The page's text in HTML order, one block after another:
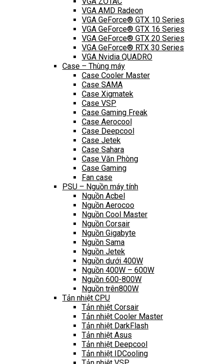
VGA AMD Radeon
VGA GeForce® GTX 10 Series
VGA GeForce® GTX 16 Series
VGA GeForce® GTX 20 Series
VGA GeForce® RTX 30 Series
VGA Nvidia QUADRO
Case – Thùng máy
Case Cooler Master
Case SAMA
Case Xigmatek
Case VSP
Case Gaming Freak
Case Aerocool
Case Deepcool
Case Jetek
Case Sahara
Case Văn Phòng
Case Gaming
Fan case
PSU – Nguồn máy tính
Nguồn Acbel
Nguồn Aerocoo
Nguồn Cool Master
Nguồn Corsair
Nguồn Gigabyte
Nguồn Sama
Nguồn Jetek
Nguồn dưới 400W
Nguồn 400W – 600W
Nguồn 600-800W
Nguồn trên800W
Tản nhiệt CPU
Tản nhiệt Corsair
Tản nhiệt Cooler Master
Tản nhiệt DarkFlash
Tản nhiệt Asus
Tản nhiệt Deepcool
Tản nhiệt IDCooling